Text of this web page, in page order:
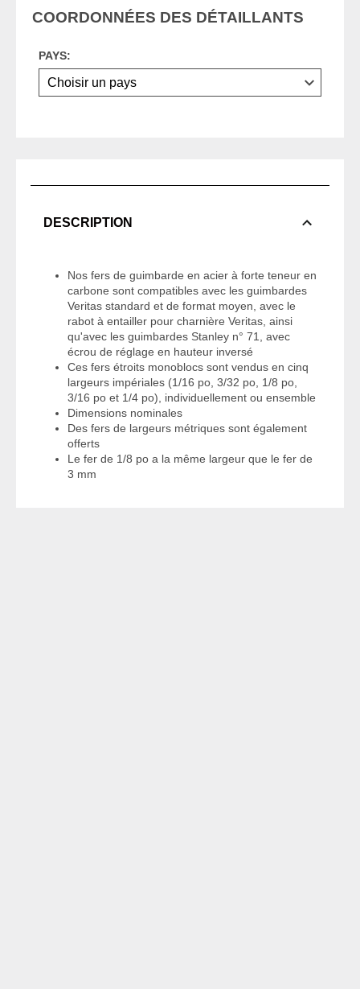
COORDONNÉES DES DÉTAILLANTS
PAYS:
DESCRIPTION
Nos fers de guimbarde en acier à forte teneur en
carbone sont compatibles avec les guimbardes
Veritas standard et de format moyen, avec le
rabot à entailler pour charnière Veritas, ainsi
qu'avec les guimbardes Stanley n° 71, avec
écrou de réglage en hauteur inversé
Ces fers étroits monoblocs sont vendus en cinq
largeurs impériales (1/16 po, 3/32 po, 1/8 po,
3/16 po et 1/4 po), individuellement ou ensemble
Dimensions nominales
Des fers de largeurs métriques sont également
offerts
Le fer de 1/8 po a la même largeur que le fer de
3 mm